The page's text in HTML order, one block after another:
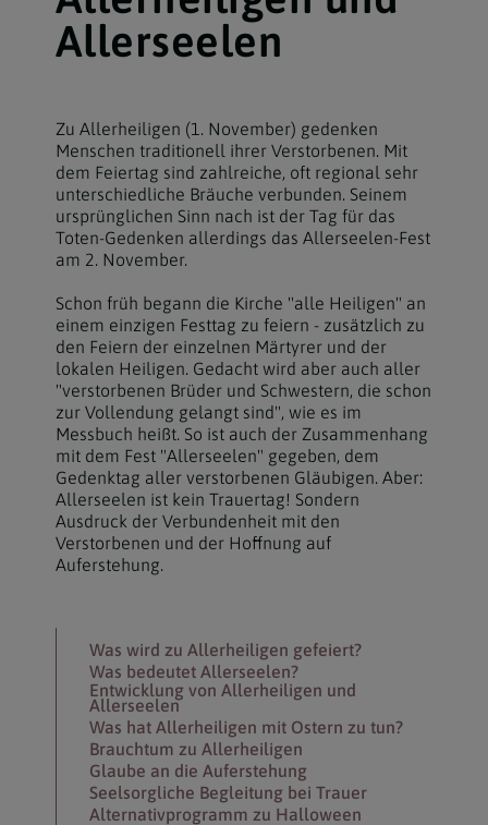
Allerseelen
Zu Allerheiligen (1. November) gedenken
Menschen traditionell ihrer Verstorbenen. Mit
dem Feiertag sind zahlreiche, oft regional sehr
unterschiedliche Bräuche verbunden. Seinem
ursprünglichen Sinn nach ist der Tag für das
Toten-Gedenken allerdings das Allerseelen-Fest
am 2. November.
Schon früh begann die Kirche "alle Heiligen" an
einem einzigen Festtag zu feiern - zusätzlich zu
den Feiern der einzelnen Märtyrer und der
lokalen Heiligen. Gedacht wird aber auch aller
"verstorbenen Brüder und Schwestern, die schon
zur Vollendung gelangt sind", wie es im
Messbuch heißt. So ist auch der Zusammenhang
mit dem Fest "Allerseelen" gegeben, dem
Gedenktag aller verstorbenen Gläubigen. Aber:
Allerseelen ist kein Trauertag! Sondern
Ausdruck der Verbundenheit mit den
Verstorbenen und der Hoffnung auf
Auferstehung.
Was wird zu Allerheiligen gefeiert?
Was bedeutet Allerseelen?
Entwicklung von Allerheiligen und
Allerseelen
Was hat Allerheiligen mit Ostern zu tun?
Brauchtum zu Allerheiligen
Glaube an die Auferstehung
Seelsorgliche Begleitung bei Trauer
Alternativprogramm zu Halloween